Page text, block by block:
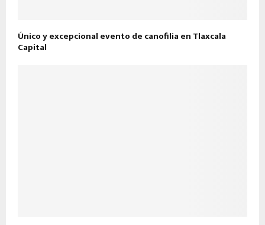
Único y excepcional evento de canofilia en Tlaxcala
Capital